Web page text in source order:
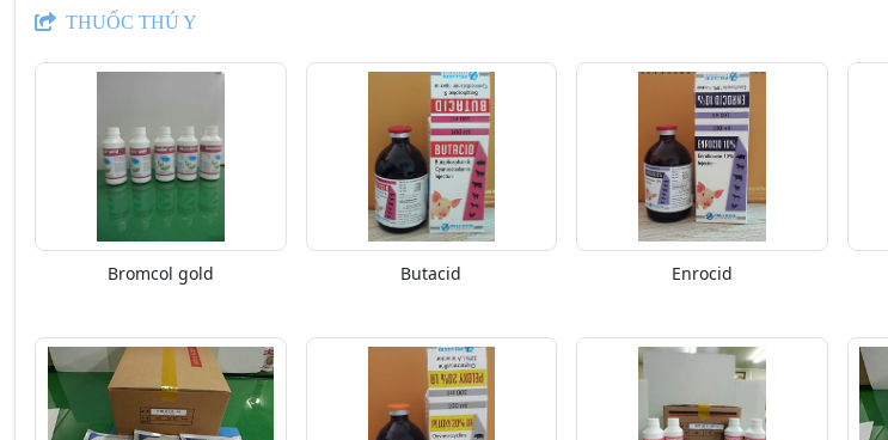
THUỐC THÚ Y
Bromcol gold Butacid Enrocid